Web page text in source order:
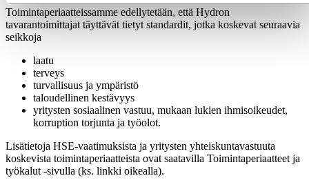
Toimintaperiaatteissamme edellytetään, että Hydron
tavarantoimittajat täyttävät tietyt standardit, jotka koskevat seuraavia
seikkoja
laatu
terveys
turvallisuus ja ympäristö
taloudellinen kestävyys
yritysten sosiaalinen vastuu, mukaan lukien ihmisoikeudet,
korruption torjunta ja työolot.
Lisätietoja HSE-vaatimuksista ja yritysten yhteiskuntavastuuta
koskevista toimintaperiaatteista ovat saatavilla Toimintaperiaatteet ja
työkalut -sivulla (ks. linkki oikealla).